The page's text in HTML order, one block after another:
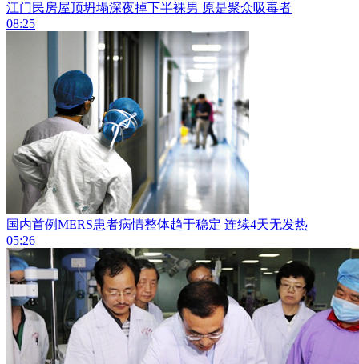
江门民房屋顶坍塌深夜掉下半裸男 原是聚众吸毒者
08:25
国内首例MERS患者病情整体趋于稳定 连续4天无发热
05:26